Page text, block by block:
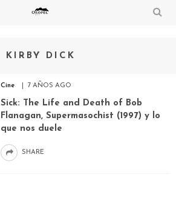
KIRBY DICK
Cine 7 AÑOS AGO
Sick: The Life and Death of Bob
Flanagan, Supermasochist (1997) y lo
que nos duele
SHARE